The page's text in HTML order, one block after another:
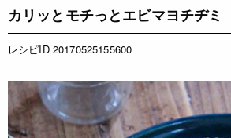
カリッとモチっとエビマヨチヂミ
レシピID 20170525155600